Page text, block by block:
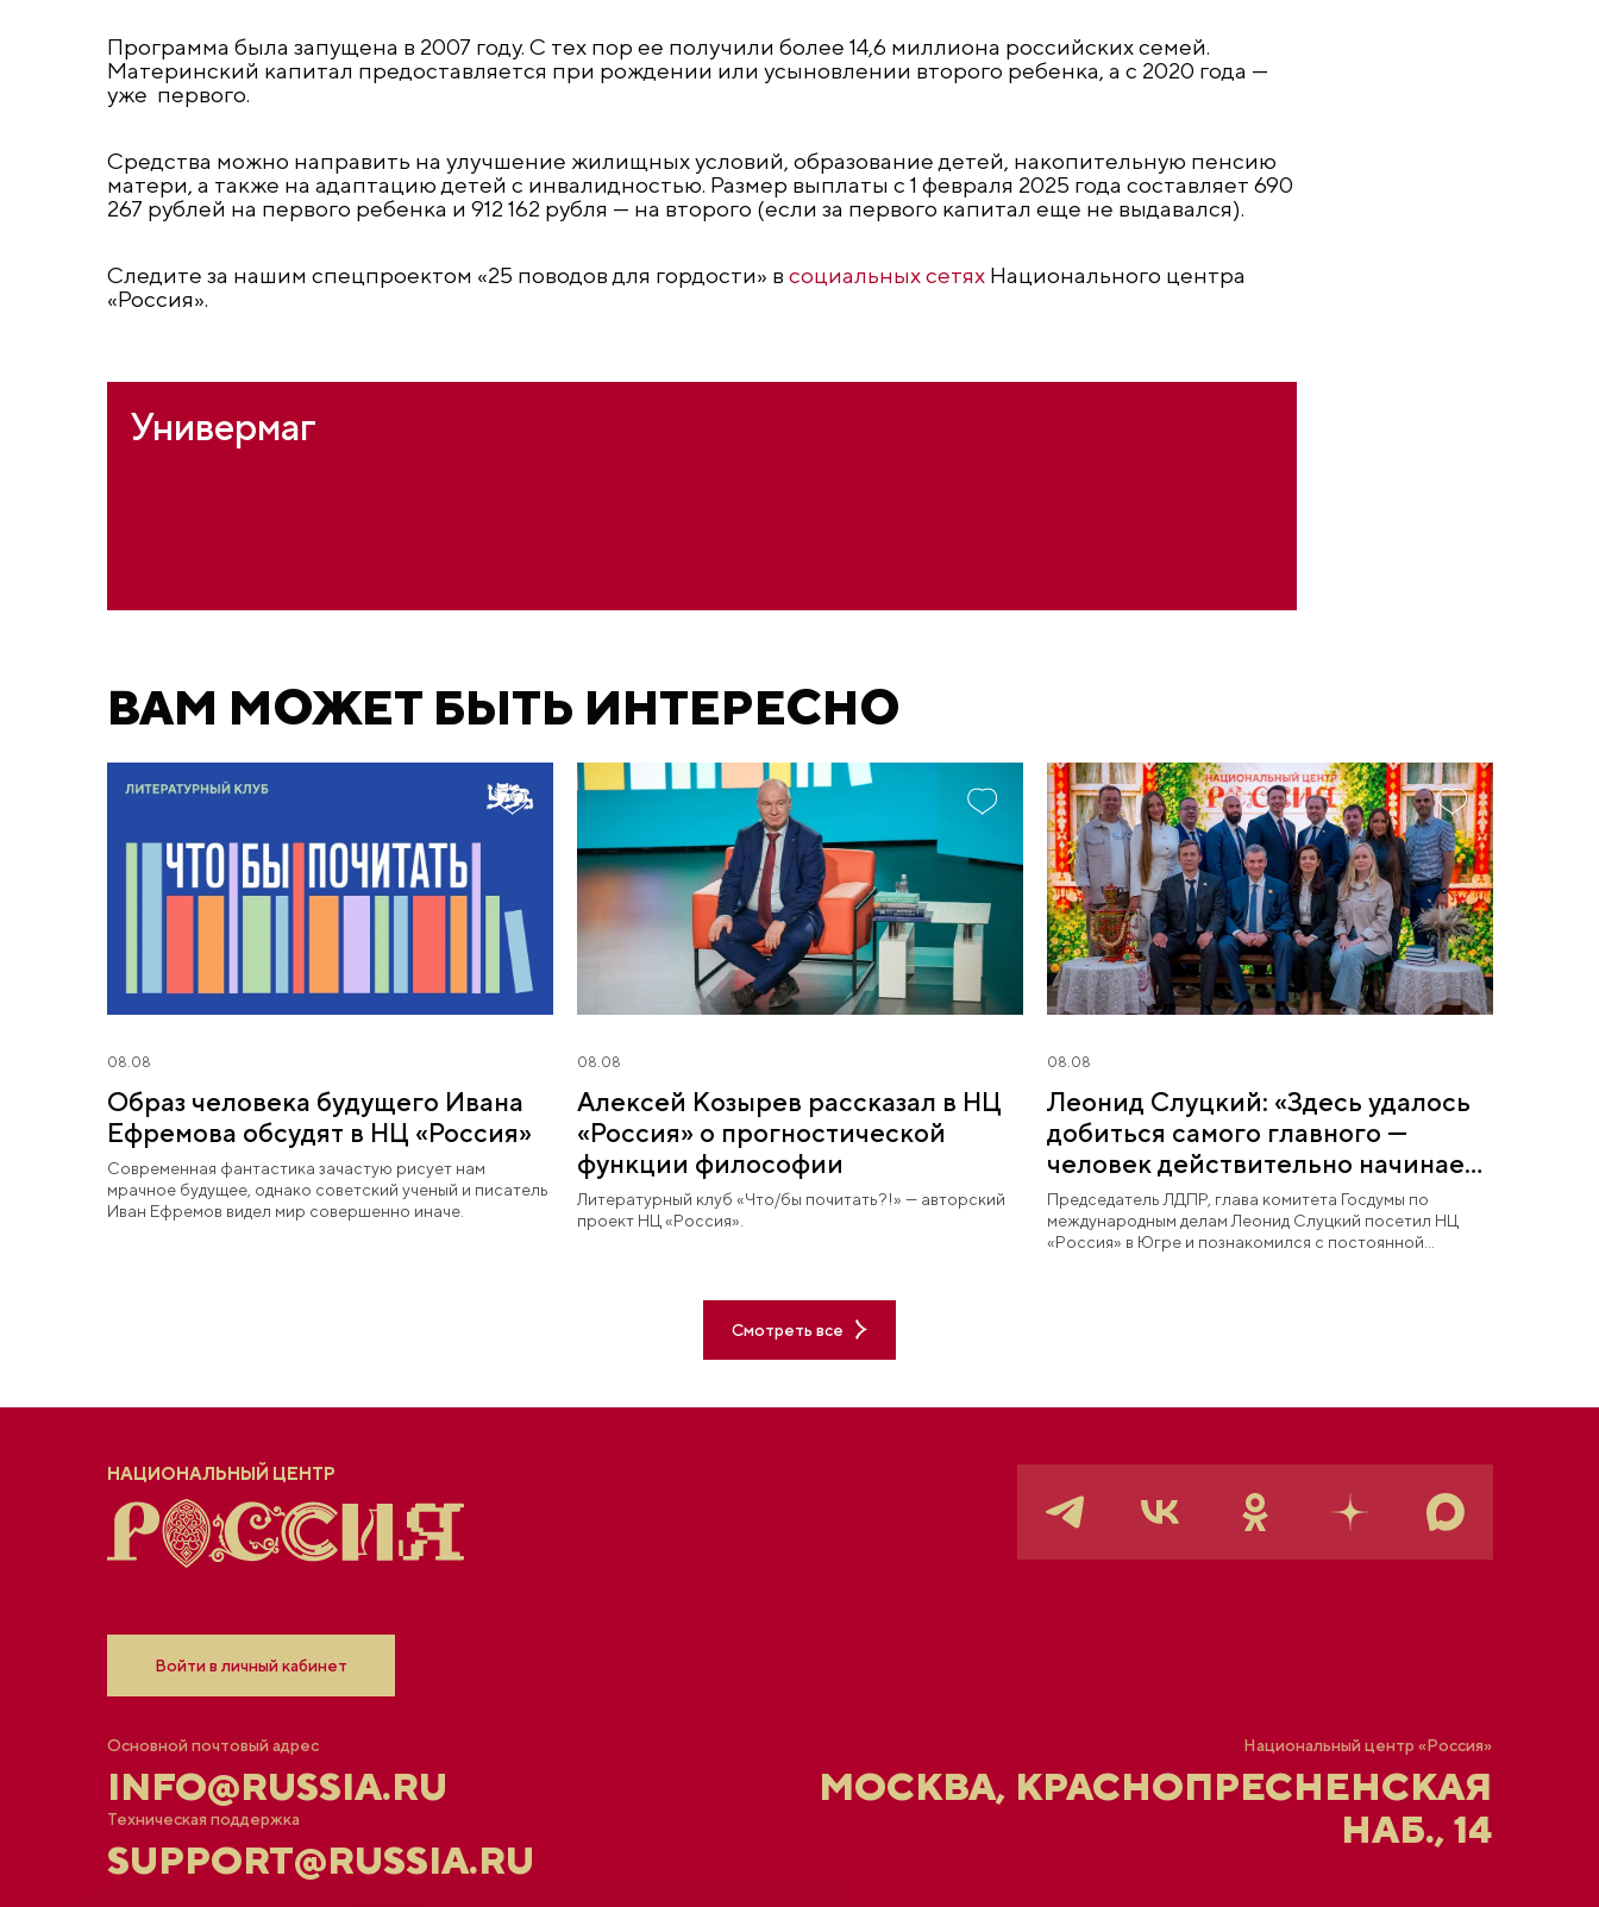
Программа была запущена в 2007 году. С тех пор ее получили более 14,6 миллиона российских семей.
Материнский капитал предоставляется при рождении или усыновлении второго ребенка, а с 2020 года —
уже первого.
Средства можно направить на улучшение жилищных условий, образование детей, накопительную пенсию
матери, а также на адаптацию детей с инвалидностью. Размер выплаты с 1 февраля 2025 года составляет 690
267 рублей на первого ребенка и 912 162 рубля — на второго (если за первого капитал еще не выдавался).
Следите за нашим спецпроектом «25 поводов для гордости» в социальных сетяхНационального центра
«Россия».
Универмаг
ВАМ МОЖЕТ БЫТЬ ИНТЕРЕСНО
08.08
Образ человека будущего Ивана
Ефремова обсудят в НЦ «Россия»
Современная фантастика зачастую рисует нам
мрачное будущее, однако советский ученый и писатель
Иван Ефремов видел мир совершенно иначе.
08.08
Алексей Козырев рассказал в НЦ
«Россия» о прогностической
функции философии
Литературный клуб «Что/бы почитать?!» — авторский
проект НЦ «Россия».
08.08
Леонид Слуцкий: «Здесь удалось
добиться самого главного —
человек действительно начинает
любить Югру»
Председатель ЛДПР, глава комитета Госдумы по
международным делам Леонид Слуцкий посетил НЦ
«Россия» в Югре и познакомился с постоянной
Смотреть все
НАЦИОНАЛЬНЫЙ ЦЕНТР
Войти в личный кабинет
Основной почтовый адрес
INFO@RUSSIA.RU
Техническая поддержка
SUPPORT@RUSSIA.RU
Национальный центр «Россия»
МОСКВА, КРАСНОПРЕСНЕНСКАЯ
НАБ., 14